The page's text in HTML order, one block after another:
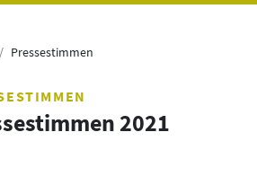
Pressestimmen
2021